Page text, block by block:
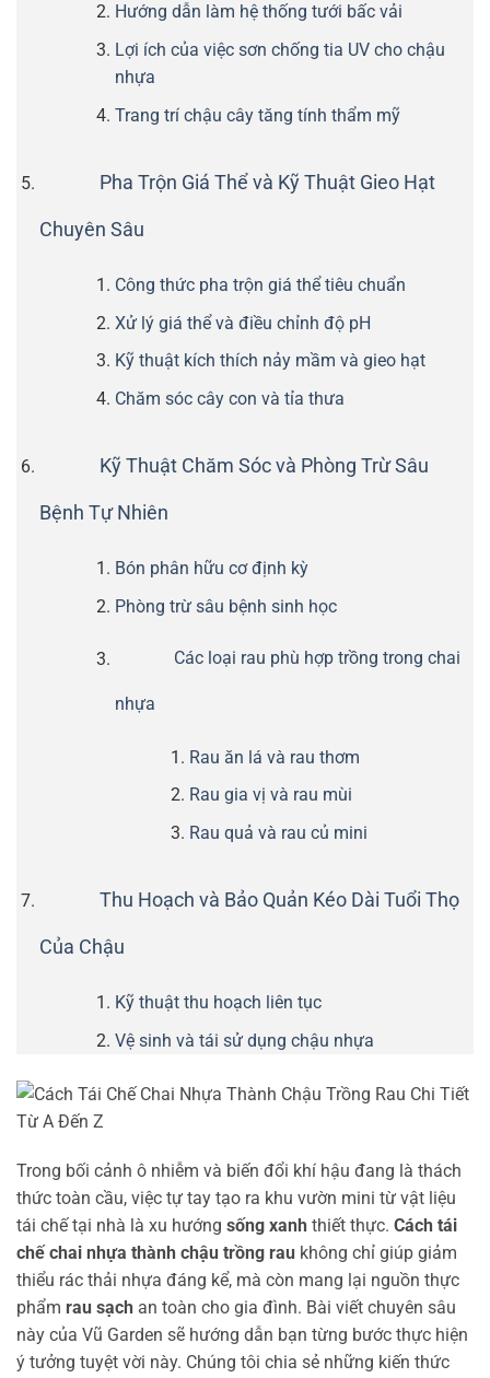
Hướng dẫn làm hệ thống tưới bấc vải
Lợi ích của việc sơn chống tia UV cho chậu
nhựa
Trang trí chậu cây tăng tính thẩm mỹ
Pha Trộn Giá Thể và Kỹ Thuật Gieo Hạt
Chuyên Sâu
Công thức pha trộn giá thể tiêu chuẩn
Xử lý giá thể và điều chỉnh độ pH
Kỹ thuật kích thích nảy mầm và gieo hạt
Chăm sóc cây con và tỉa thưa
Kỹ Thuật Chăm Sóc và Phòng Trừ Sâu
Bệnh Tự Nhiên
Bón phân hữu cơ định kỳ
Phòng trừ sâu bệnh sinh học
Các loại rau phù hợp trồng trong chai
nhựa
Rau ăn lá và rau thơm
Rau gia vị và rau mùi
Rau quả và rau củ mini
Thu Hoạch và Bảo Quản Kéo Dài Tuổi Thọ
Của Chậu
Kỹ thuật thu hoạch liên tục
Vệ sinh và tái sử dụng chậu nhựa
Trong bối cảnh ô nhiễm và biến đổi khí hậu đang là thách
thức toàn cầu, việc tự tay tạo ra khu vườn mini từ vật liệu
tái chế tại nhà là xu hướng sống xanh thiết thực. Cách tái
chế chai nhựa thành chậu trồng rau không chỉ giúp giảm
thiểu rác thải nhựa đáng kể, mà còn mang lại nguồn thực
phẩm rau sạch an toàn cho gia đình. Bài viết chuyên sâu
này của Vũ Garden sẽ hướng dẫn bạn từng bước thực hiện
ý tưởng tuyệt vời này. Chúng tôi chia sẻ những kiến thức